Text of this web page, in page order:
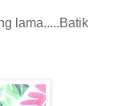
lama.....Batik